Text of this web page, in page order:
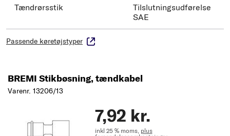
Tændrørsstik
Tilslutningsudførelse
SAE
Passende køretøjstyper
BREMI Stikbøsning, tændkabel
Varenr. 13206/13
7,92 kr.
inkl 25 % moms, plus